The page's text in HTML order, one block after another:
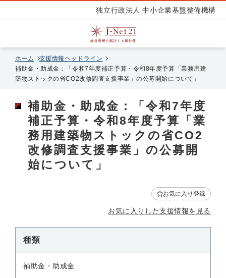
独立行政法人 中小企業基盤整備機構
ホーム
支援情報ヘッドライン
補助金・助成金：「令和7年度補正予算・令和8年度予算「業務用建
築物ストックの省CO2改修調査支援事業」の公募開始について」
補助金・助成金：「令和7年度
補正予算・令和8年度予算「業
務用建築物ストックの省CO2
改修調査支援事業」の公募開
始について」
お気に入り登録
お気に入りした支援情報を見る
種類
補助金・助成金